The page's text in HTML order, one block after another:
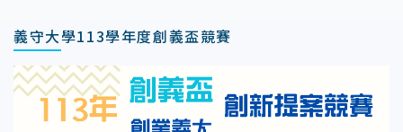
義守大學113學年度創義盃競賽